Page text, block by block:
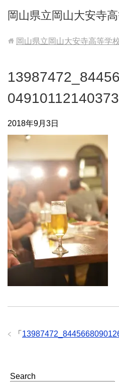
岡山県立岡山大安寺
岡山県立岡山大安寺高等学
2018年9月3日
「
Search